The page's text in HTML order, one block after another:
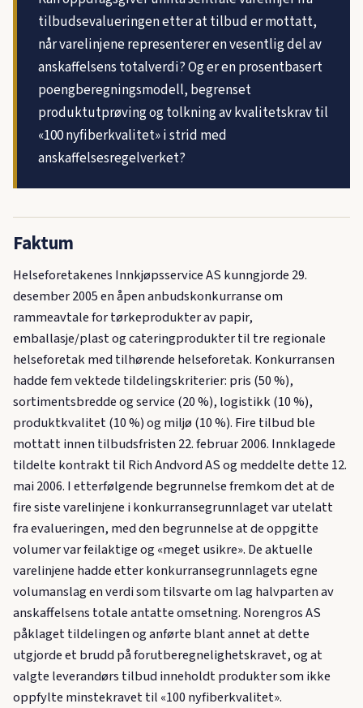
tilbudsevalueringen etter at tilbud er mottatt,
når varelinjene representerer en vesentlig del av
anskaffelsens totalverdi? Og er en prosentbasert
poengberegningsmodell, begrenset
produktutprøving og tolkning av kvalitetskrav til
«100 nyfiberkvalitet» i strid med
anskaffelsesregelverket?
Faktum
Helseforetakenes Innkjøpsservice AS kunngjorde 29.
desember 2005 en åpen anbudskonkurranse om
rammeavtale for tørkeprodukter av papir,
emballasje/plast og cateringprodukter til tre regionale
helseforetak med tilhørende helseforetak. Konkurransen
hadde fem vektede tildelingskriterier: pris (50 %),
sortimentsbredde og service (20 %), logistikk (10 %),
produktkvalitet (10 %) og miljø (10 %). Fire tilbud ble
mottatt innen tilbudsfristen 22. februar 2006. Innklagede
tildelte kontrakt til Rich Andvord AS og meddelte dette 12.
mai 2006. I etterfølgende begrunnelse fremkom det at de
fire siste varelinjene i konkurransegrunnlaget var utelatt
fra evalueringen, med den begrunnelse at de oppgitte
volumer var feilaktige og «meget usikre». De aktuelle
varelinjene hadde etter konkurransegrunnlagets egne
volumanslag en verdi som tilsvarte om lag halvparten av
anskaffelsens totale antatte omsetning. Norengros AS
påklaget tildelingen og anførte blant annet at dette
utgjorde et brudd på forutberegnelighetskravet, og at
valgte leverandørs tilbud inneholdt produkter som ikke
oppfylte minstekravet til «100 nyfiberkvalitet».